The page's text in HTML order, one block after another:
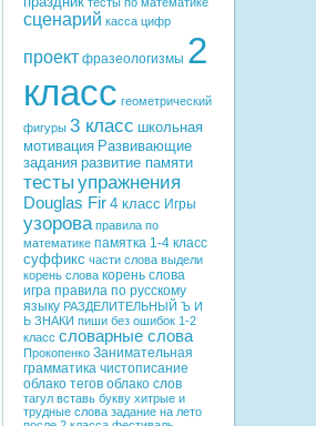
сценарий касса цифр
проект фразеологизмы 2
класс геометрический
фигуры 3 класс школьная
мотивация Развивающие
задания развитие памяти
тесты упражнения
Douglas Fir 4 класс Игры
узорова правила по
математике памятка 1-4 класс
суффикс части слова выдели
корень слова корень слова
игра правила по русскому
языку РАЗДЕЛИТЕЛЬНЫЙ Ъ И
Ь ЗНАКИ пиши без ошибок 1-2
класс словарные слова
Прокопенко Занимательная
грамматика чистописание
облако тегов облако слов
тагул вставь букву хитрые и
трудные слова задание на лето